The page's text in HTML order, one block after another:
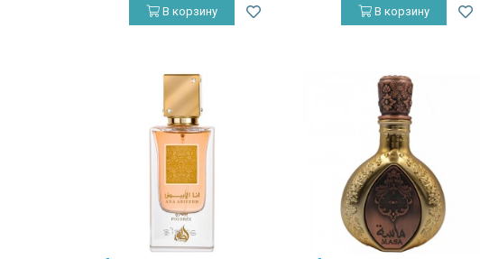
В корзину В корзину